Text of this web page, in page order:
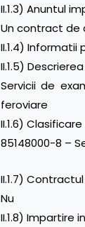
II.1.3) Anuntul
Un contract de
II.1.4)
II.1.5)
Servicii de
feroviare
II.1.6)
85148000-8 –
II.1.7)
Nu
II.1.8) Impartire